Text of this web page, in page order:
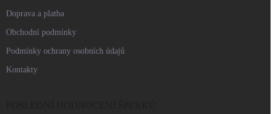
Doprava a platba
Obchodní podmínky
Podmínky ochrany osobních údajů
Kontakty